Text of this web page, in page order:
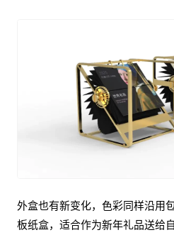
外盒也有新变化，色彩同样沿用
板纸盒，适合作为新年礼品送给